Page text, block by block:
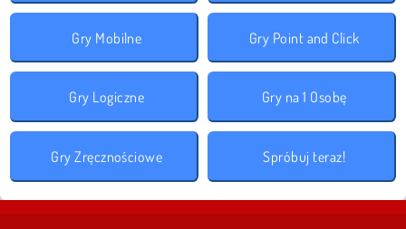
Gry Mobilne Gry Point and Click
Gry Logiczne Gry na 1 Osobę
Gry Zręcznościowe Spróbuj teraz!